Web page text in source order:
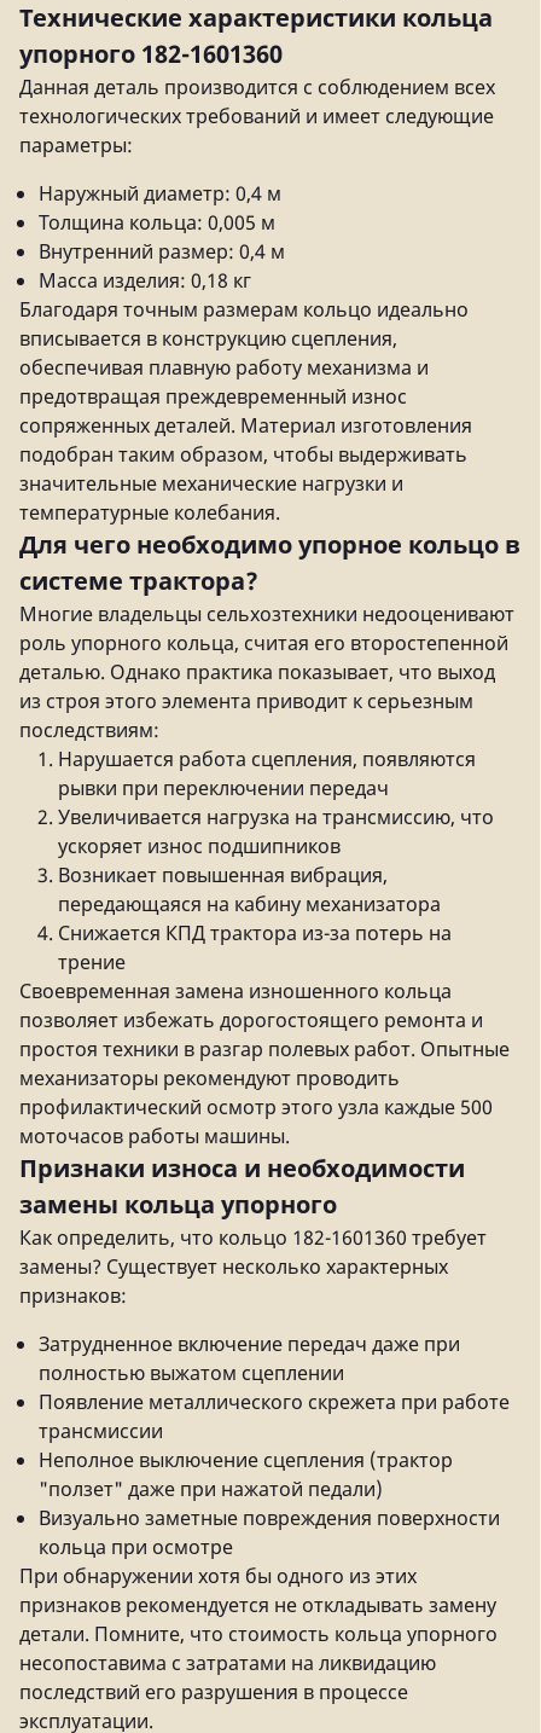
Технические характеристики кольца
упорного 182-1601360
Данная деталь производится с соблюдением всех
технологических требований и имеет следующие
параметры:
Наружный диаметр: 0,4 м
Толщина кольца: 0,005 м
Внутренний размер: 0,4 м
Масса изделия: 0,18 кг
Благодаря точным размерам кольцо идеально
вписывается в конструкцию сцепления,
обеспечивая плавную работу механизма и
предотвращая преждевременный износ
сопряженных деталей. Материал изготовления
подобран таким образом, чтобы выдерживать
значительные механические нагрузки и
температурные колебания.
Для чего необходимо упорное кольцо в
системе трактора?
Многие владельцы сельхозтехники недооценивают
роль упорного кольца, считая его второстепенной
деталью. Однако практика показывает, что выход
из строя этого элемента приводит к серьезным
последствиям:
Нарушается работа сцепления, появляются
рывки при переключении передач
Увеличивается нагрузка на трансмиссию, что
ускоряет износ подшипников
Возникает повышенная вибрация,
передающаяся на кабину механизатора
Снижается КПД трактора из-за потерь на
трение
Своевременная замена изношенного кольца
позволяет избежать дорогостоящего ремонта и
простоя техники в разгар полевых работ. Опытные
механизаторы рекомендуют проводить
профилактический осмотр этого узла каждые 500
моточасов работы машины.
Признаки износа и необходимости
замены кольца упорного
Как определить, что кольцо 182-1601360 требует
замены? Существует несколько характерных
признаков:
Затрудненное включение передач даже при
полностью выжатом сцеплении
Появление металлического скрежета при работе
трансмиссии
Неполное выключение сцепления (трактор
"ползет" даже при нажатой педали)
Визуально заметные повреждения поверхности
кольца при осмотре
При обнаружении хотя бы одного из этих
признаков рекомендуется не откладывать замену
детали. Помните, что стоимость кольца упорного
несопоставима с затратами на ликвидацию
последствий его разрушения в процессе
эксплуатации.